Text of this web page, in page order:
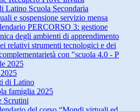
Latino Scuola Secondaria
e sospensione servizio mensa
PERCORSO 3: gestione
degli ambienti di apprendimento
relativi strumenti tecnologici e dei
con "scuola 4.0 - P
2025
di Latino
famiglia 2025
Scrutini